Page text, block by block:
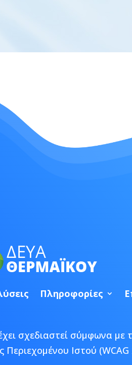
Πληροφορίες
σχεδιαστεί σύμφωνα με
Ιστού (WCAG